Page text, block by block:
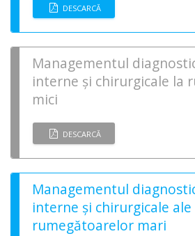
DESCARCĂ
Managementul
interne și chirurgicale la
mici
DESCARCĂ
Managementul
interne și chirurgicale ale
rumegătoarelor mari